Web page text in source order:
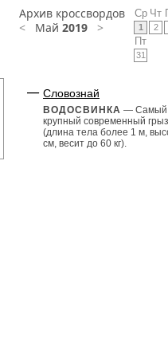
Архив кроссвордов
< Май 2019 >
Ср
1
Чт
2
Пт
31
Словознай
ВОДОСВИНКА — Самый
крупный современный
(длина тела более 1 м,
см, весит до 60 кг).